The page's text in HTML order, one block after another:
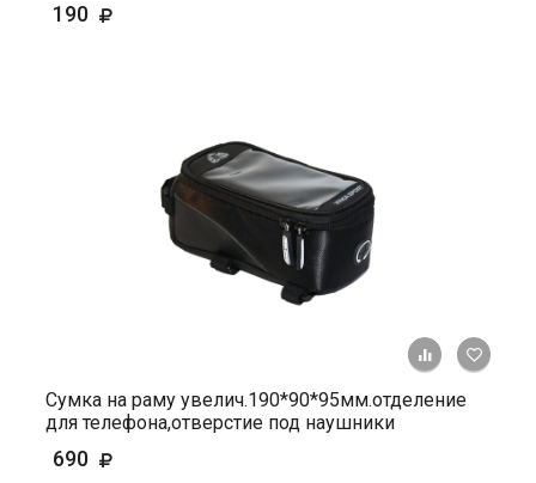
190
+ К
Сумка на раму увелич.190*90*95мм.отделение
для телефона,отверстие под наушники
690